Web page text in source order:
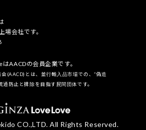
場会社です。
AACDの会員企業です。
(AACD)とは、並行輸入品市場での、“偽造
通防止と排除を目指す民間団体です。
CO.,LTD. All Rights Reserved.